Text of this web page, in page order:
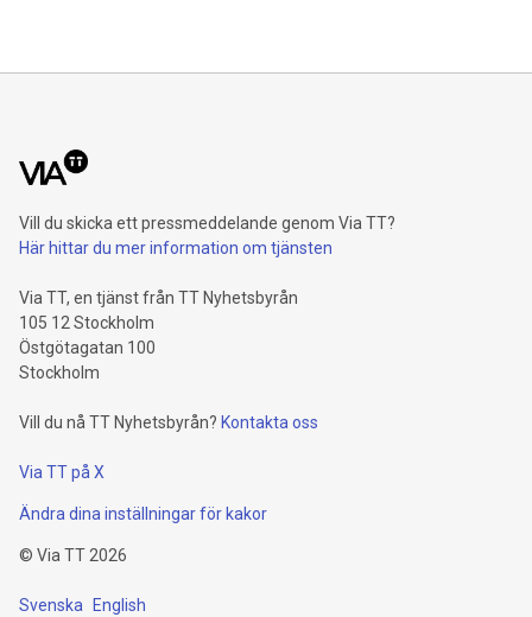
Vill du skicka ett pressmeddelande genom Via TT?
Här hittar du mer information om tjänsten
Via TT, en tjänst från TT Nyhetsbyrån
105 12 Stockholm
Östgötagatan 100
Stockholm
Vill du nå TT Nyhetsbyrån? Kontakta oss
Via TT på X
Ändra dina inställningar för kakor
© Via TT 2026
Svenska English